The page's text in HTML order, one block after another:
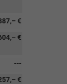
€
€
---
€